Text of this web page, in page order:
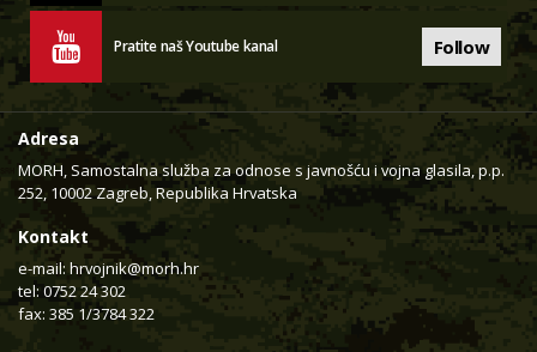
Pratite naš Youtube kanal Follow
Adresa
MORH, Samostalna služba za odnose s javnošću i vojna glasila, p.p.
252, 10002 Zagreb, Republika Hrvatska
Kontakt
e-mail: hrvojnik@morh.hr
tel: 0752 24 302
fax: 385 1/3784 322